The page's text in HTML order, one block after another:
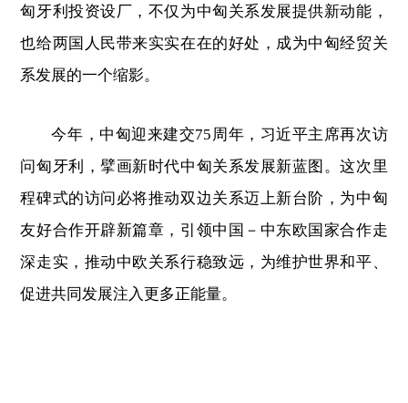
匈牙利投资设厂，不仅为中匈关系发展提供新动能，
也给两国人民带来实实在在的好处，成为中匈经贸关
系发展的一个缩影。
今年，中匈迎来建交75周年，习近平主席再次访
问匈牙利，擘画新时代中匈关系发展新蓝图。这次里
程碑式的访问必将推动双边关系迈上新台阶，为中匈
友好合作开辟新篇章，引领中国－中东欧国家合作走
深走实，推动中欧关系行稳致远，为维护世界和平、
促进共同发展注入更多正能量。